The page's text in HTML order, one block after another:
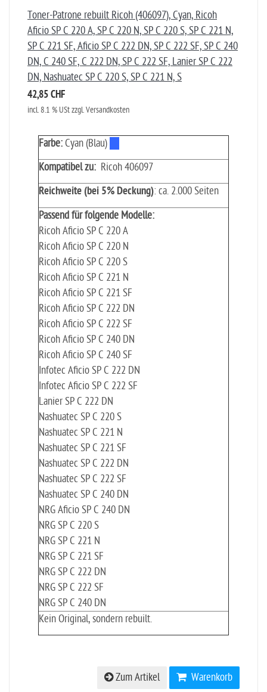
Toner-Patrone rebuilt Ricoh (406097), Cyan, Ricoh
Aficio SP C 220 A, SP C 220 N, SP C 220 S, SP C 221 N,
SP C 221 SF, Aficio SP C 222 DN, SP C 222 SF, SP C 240
DN, C 240 SF, C 222 DN, SP C 222 SF, Lanier SP C 222
DN, Nashuatec SP C 220 S, SP C 221 N, S
42,85 CHF
incl. 8.1 % USt zzgl. Versandkosten
Farbe:Cyan (Blau)
Kompatibel zu: Ricoh 406097
Reichweite (bei 5% Deckung): ca. 2.000 Seiten
Passend für folgende Modelle:
Ricoh Aficio SP C 220 A
Ricoh Aficio SP C 220 N
Ricoh Aficio SP C 220 S
Ricoh Aficio SP C 221 N
Ricoh Aficio SP C 221 SF
Ricoh Aficio SP C 222 DN
Ricoh Aficio SP C 222 SF
Ricoh Aficio SP C 240 DN
Ricoh Aficio SP C 240 SF
Infotec Aficio SP C 222 DN
Infotec Aficio SP C 222 SF
Lanier SP C 222 DN
Nashuatec SP C 220 S
Nashuatec SP C 221 N
Nashuatec SP C 221 SF
Nashuatec SP C 222 DN
Nashuatec SP C 222 SF
Nashuatec SP C 240 DN
NRG Aficio SP C 240 DN
NRG SP C 220 S
NRG SP C 221 N
NRG SP C 221 SF
NRG SP C 222 DN
NRG SP C 222 SF
NRG SP C 240 DN
Kein Original, sondern rebuilt.
Warenkorb
Zum Artikel